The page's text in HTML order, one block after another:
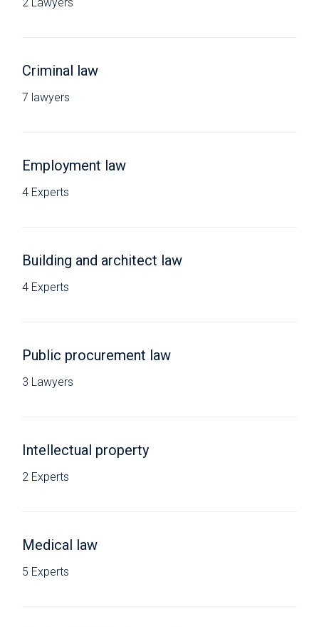
Criminal law
7 lawyers
Employment law
4 Experts
Building and architect law
4 Experts
Public procurement law
3 Lawyers
Intellectual property
2 Experts
Medical law
5 Experts